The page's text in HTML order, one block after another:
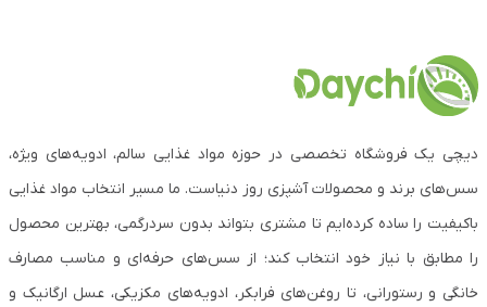
دیچی یک فروشگاه تخصصی در حوزه مواد غذایی سالم، ادویه‌های ویژه،
سس‌های برند و محصولات آشپزی روز دنیاست. ما مسیر انتخاب مواد غذایی
باکیفیت را ساده کرده‌ایم تا مشتری بتواند بدون سردرگمی، بهترین محصول
را مطابق با نیاز خود انتخاب کند؛ از سس‌های حرفه‌ای و مناسب مصارف
خانگی و رستورانی، تا روغن‌های فرابکر، ادویه‌های مکزیکی، عسل ارگانیک و